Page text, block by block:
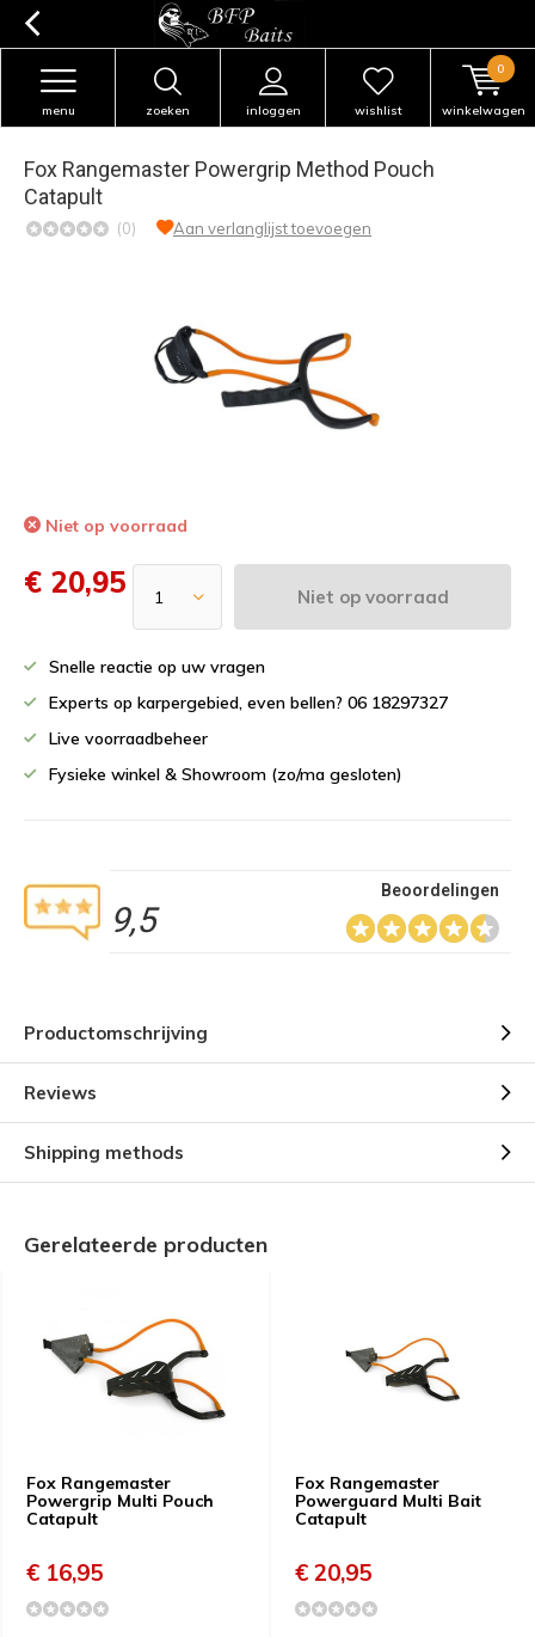
zoeken inloggen
menu wishlist winkelwagen
0
Fox Rangemaster Powergrip Method Pouch
Catapult
(0) Aan verlanglijst toevoegen
Niet op voorraad
€ 20,95 Niet op voorraad
Snelle reactie op uw vragen
Experts op karpergebied, even bellen? 06 18297327
Live voorraadbeheer
Fysieke winkel & Showroom (zo/ma gesloten)
9,5
Beoordelingen
Productomschrijving
Reviews
Shipping methods
Gerelateerde producten
Fox Rangemaster
Powergrip Multi Pouch
Catapult
€ 16,95
Fox Rangemaster
Powerguard Multi Bait
Catapult
€ 20,95